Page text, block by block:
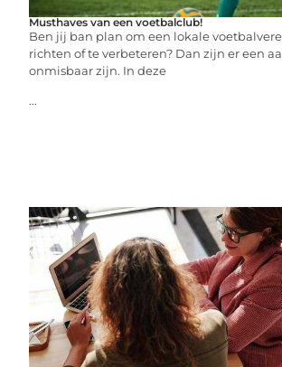
Musthaves van een voetbalclub!
Ben jij ban plan om een lokale
richten of te verbeteren? Dan zijn er een
onmisbaar zijn. In deze
...